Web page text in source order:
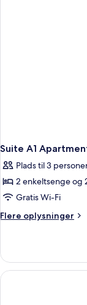
Suite A1
Plads til 3
2 enkeltsenge og
Gratis Wi-Fi
Flere oplysninger
Flere
A1
Apartment
with